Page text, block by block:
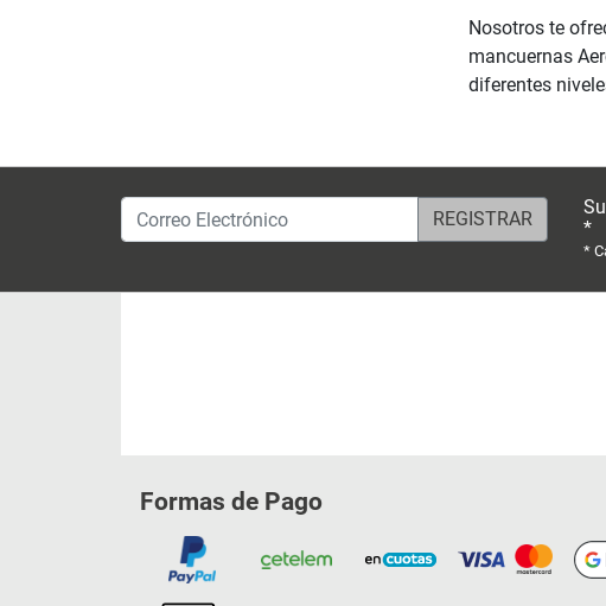
Nosotros te
mancuernas
diferentes
Correo Electrónico
*
*
Formas de Pago